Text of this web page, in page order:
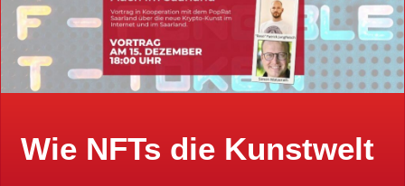
Wie NFTs die Kunstwelt